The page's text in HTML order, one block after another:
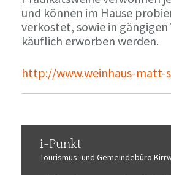
und können im Hause
verkostet, sowie in gängigen
käuflich erworben werden.
http://www.weinhaus-matt-
i-Punkt
Tourismus-und Gemeindebüro